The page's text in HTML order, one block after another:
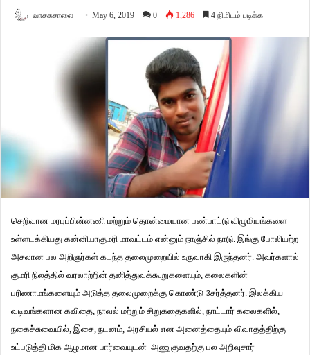
வாசகசாலை May 6, 2019 0 1,286 4 நிமிடம் படிக்க
செறிவான மரபுப்பின்னணி மற்றும் தொன்மையான பண்பாட்டு விழுமியங்களை
உள்ளடக்கியது கன்னியாகுமரி மாவட்டம் என்னும் நாஞ்சில் நாடு. இங்கு போலியற்ற
அசலான பல அறிஞர்கள் கடந்த தலைமுறையில் உருவாகி இருந்தனர். அவர்களால்
குமரி நிலத்தில் வரலாற்றின் தனித்துவக்கூறுகளையும், கலைகளின்
பரிணாமங்களையும் அடுத்த தலைமுறைக்கு கொண்டு சேர்த்தனர். இலக்கிய
வடிவங்களான கவிதை, நாவல் மற்றும் சிறுகதைகளில், நாட்டார் கலைகளில்,
நகைச்சுவையில், இசை, நடனம், அரசியல் என அனைத்தையும் விவாதத்திற்கு
உட்படுத்தி மிக ஆழமான பார்வையுடன் அணுகுவதற்கு பல அறிவுசார்